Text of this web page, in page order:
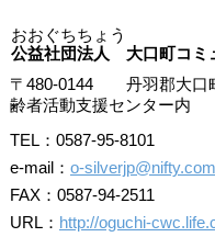
おおぐちちょう
公益社団法人 大口町コミ
〒480-0144 丹羽郡大口
齢者活動支援センター内
TEL：0587-95-8101
e-mail： o-silverjp@nifty.com
FAX：0587-94-2511
URL： http://oguchi-